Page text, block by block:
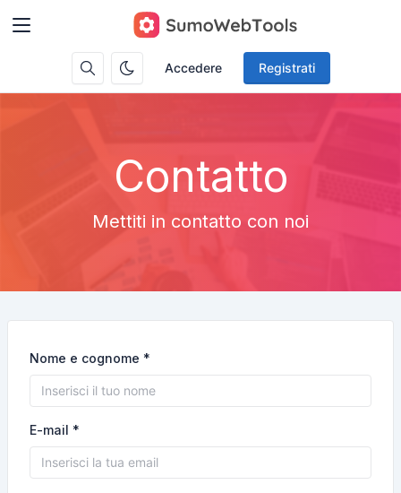
Accedere Registrati
Contatto
Mettiti in contatto con noi
Nome e cognome *
E-mail *